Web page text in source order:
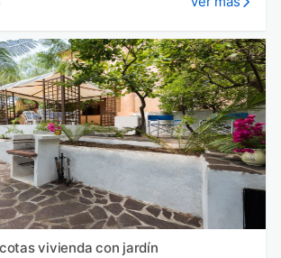
vivienda con jardín